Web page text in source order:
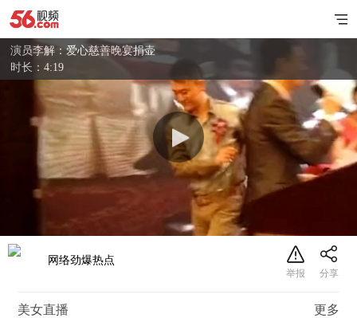
演员李解：爱心慈善晚宴捐壶
时长：4:19
网络劲爆热点
美女直播 更多